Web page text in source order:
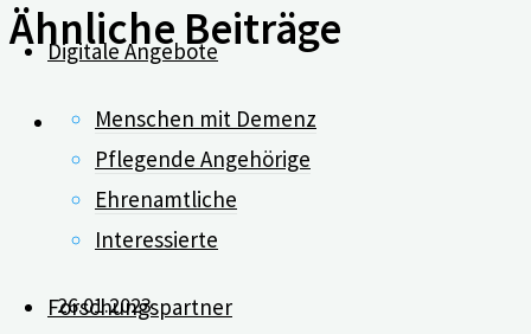
Digitale Angebote
Menschen mit Demenz
Pflegende Angehörige
Ehrenamtliche
Interessierte
Forschungspartner
Ähnliche Beiträge
Gesundheitsschutz durch
26.01.2023